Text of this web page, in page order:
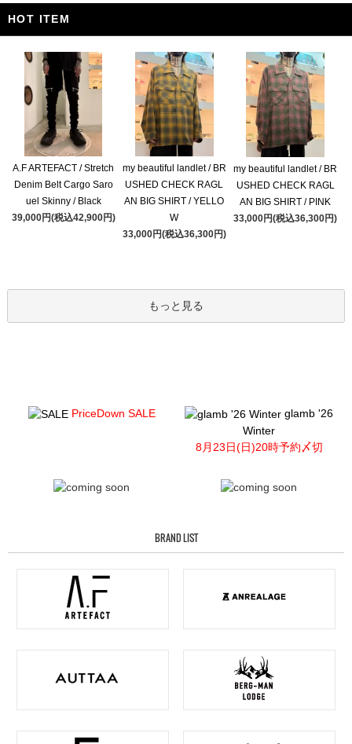
HOT ITEM
A.F ARTEFACT / Stretch
Denim Belt Cargo Saro
uel Skinny / Black
39,000円(税込42,900円)
my beautiful landlet / BR
USHED CHECK RAGL
AN BIG SHIRT / YELLO
W
33,000円(税込36,300円)
my beautiful landlet / BR
USHED CHECK RAGL
AN BIG SHIRT / PINK
33,000円(税込36,300円)
もっと見る
PriceDown SALE
glamb '26
Winter
8月23日(日)20時予約〆切
BRAND LIST